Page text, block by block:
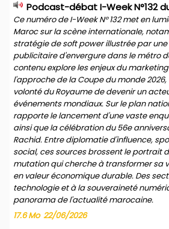
Podcast-débat I-Week N°132
Ce numéro de I-Week N° 132 met en
Maroc sur la scène internationale,
stratégie de soft power illustrée par
publicitaire d'envergure dans le métro
contenu explore les enjeux du
l'approche de la Coupe du monde
volonté du Royaume de devenir un
événements mondiaux. Sur le plan
rapporte le lancement d'une vaste
ainsi que la célébration du 56e
Rachid. Entre diplomatie d'influence,
social, ces sources brossent le portrait
mutation qui cherche à transformer sa
en valeur économique durable. Des
technologie et à la souveraineté
panorama de l'actualité marocaine.
17.6 Mo 22/06/2026